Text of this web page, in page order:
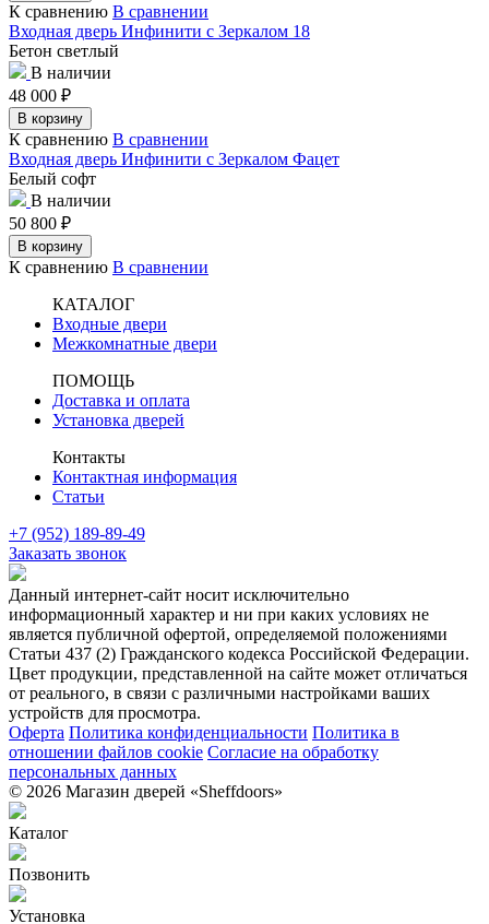
К сравнению В сравнении
Входная дверь Инфинити с Зеркалом 18
Бетон светлый
В наличии
48 000 ₽
В корзину
К сравнению В сравнении
Входная дверь Инфинити с Зеркалом Фацет
Белый софт
В наличии
50 800 ₽
В корзину
К сравнению В сравнении
КАТАЛОГ
Входные двери
Межкомнатные двери
ПОМОЩЬ
Доставка и оплата
Установка дверей
Контакты
Контактная информация
Статьи
+7 (952) 189-89-49
Заказать звонок
Данный интернет-сайт носит исключительно
информационный характер и ни при каких условиях не
является публичной офертой, определяемой положениями
Статьи 437 (2) Гражданского кодекса Российской Федерации.
Цвет продукции, представленной на сайте может отличаться
от реального, в связи с различными настройками ваших
устройств для просмотра.
Оферта Политика конфиденциальности Политика в
отношении файлов cookie Согласие на обработку
персональных данных
© 2026 Магазин дверей «Sheffdoors»
Каталог
Позвонить
Установка